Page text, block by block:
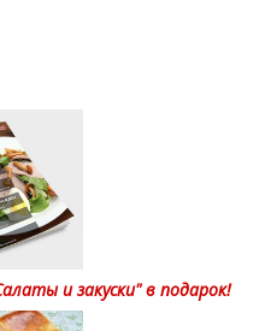
и закуски" в подарок!